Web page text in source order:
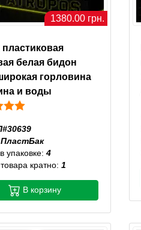
1380.00 грн.
пластиковая
белая бидон
горловина
и воды
ПластБак
упаковке: 4
кратно: 1
В корзину